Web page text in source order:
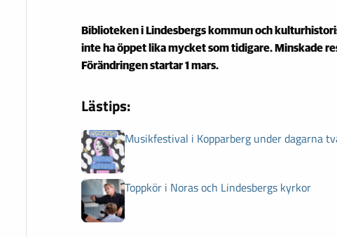
Biblioteken i Lindesbergs kommun och
inte ha öppet lika mycket som tidigare. Minskade
Förändringen startar 1 mars.
Lästips:
Musikfestival i Kopparberg under dagarna
Toppkör i Noras och Lindesbergs kyrkor